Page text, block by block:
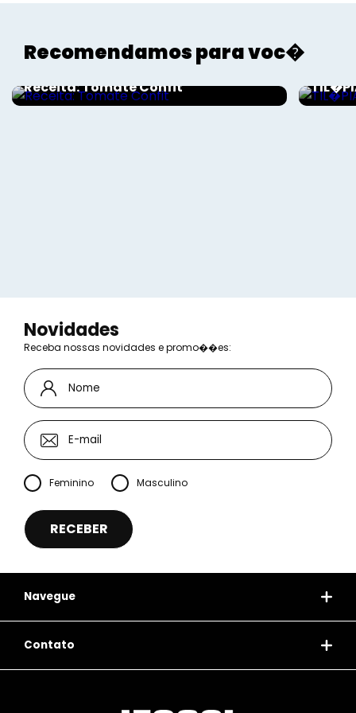
Recomendamos para voc�
Gourmet - Roberto Augusto
Receita: Tomate Confit
Novidades
Receba nossas novidades e promo��es:
Feminino Masculino
Navegue
Contato